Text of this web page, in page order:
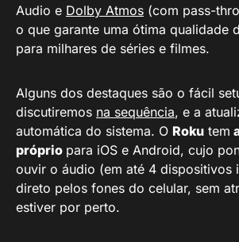
Audio e Dolby Atmos (com pass-
o que garante uma ótima qualidade
para milhares de séries e filmes.
Alguns dos destaques são o fácil
discutiremos na sequência, e a
automática do sistema. O Roku tem
próprio para iOS e Android, cujo
ouvir o áudio (em até 4 dispositivos
direto pelos fones do celular, sem
estiver por perto.